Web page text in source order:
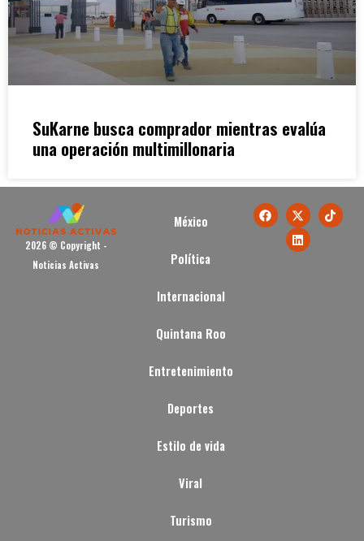
SuKarne busca comprador mientras evalúa
una operación multimillonaria
2026 © Copyright -
Noticias Activas
México
Política
Internacional
Quintana Roo
Entretenimiento
Deportes
Estilo de vida
Viral
Turismo